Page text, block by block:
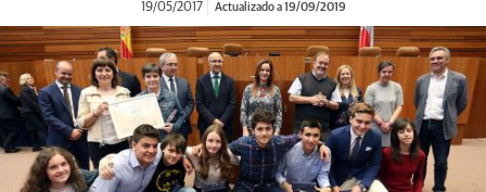
19/05/2017 Actualizado a 19/09/2019